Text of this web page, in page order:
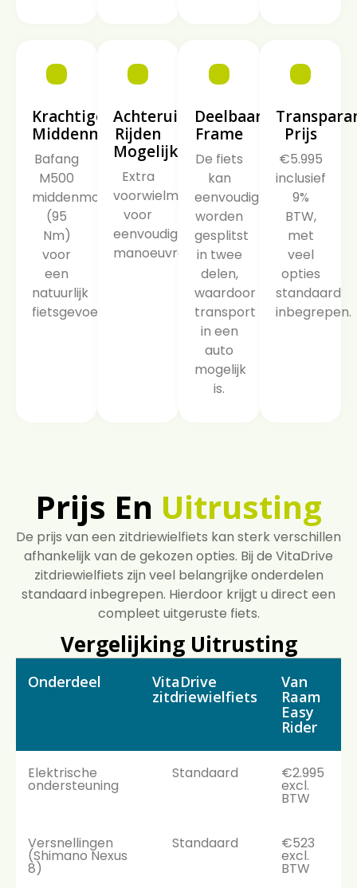
Krachtige
Middenmotor
Bafang
M500
middenmotor
(95
Nm)
voor
een
natuurlijk
fietsgevoel.
Achteruit
Rijden
Mogelijk
Extra
voorwielmotor
voor
eenvoudig
manoeuvreren.
Deelbaar
Frame
De fiets
kan
eenvoudig
worden
gesplitst
in twee
delen,
waardoor
transport
in een
auto
mogelijk
is.
Prijs
€5.995
inclusief
9%
BTW,
met
veel
opties
standaard
inbegrepen.
Prijs En Uitrusting
De prijs van een zitdriewielfiets kan sterk verschillen
afhankelijk van de gekozen opties. Bij de VitaDrive
zitdriewielfiets zijn veel belangrijke onderdelen
standaard inbegrepen. Hierdoor krijgt u direct een
compleet uitgeruste fiets.
Vergelijking Uitrusting
Onderdeel VitaDrive
zitdriewielfiets
Van
Raam
Easy
Rider
Elektrische
ondersteuning
Standaard €2.995
excl.
BTW
Versnellingen
(Shimano Nexus
8)
Standaard €523
excl.
BTW